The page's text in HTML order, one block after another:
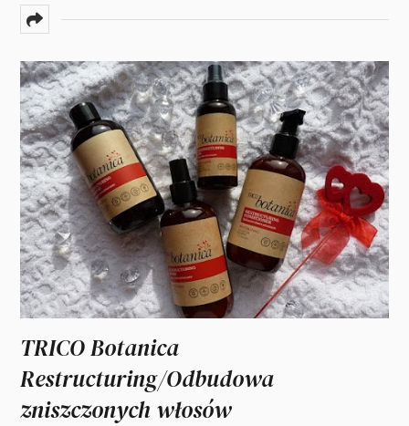
TRICO Botanica
Restructuring/Odbudowa
zniszczonych włosów